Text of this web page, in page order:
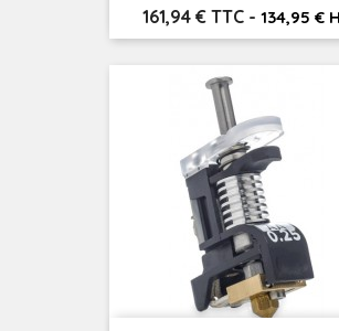
Prix
161,94 € TTC - 134,95 €